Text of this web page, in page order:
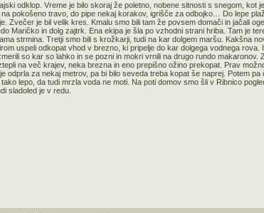
odklop. Vreme je bilo skoraj že poletno, nobene sitnosti s snegom, kot
pokošeno travo, do pipe nekaj korakov, igrišče za odbojko… Do lepe
Zvečer je bil velik kres. Kmalu smo bili tam že povsem domači in jačali
Maričko in dolg zajtrk. Ena ekipa je šla po vzhodni strani hriba. Tam je
strmina. Tretji smo bili s krožkarji, tudi na kar dolgem maršu. Kakšna
uspeli odkopat vhod v brezno, ki pripelje do kar dolgega vodnega rova.
so kar so lahko in se pozni in mokri vrnili na drugo rundo makaronov.
na več krajev, neka brezna in eno prepišno ožino prekopat. Prav
odprla za nekaj metrov, pa bi bilo seveda treba kopat še naprej. Potem
lepo, da tudi mrzla voda ne moti. Na poti domov smo šli v Ribnico
sladoled je v redu.